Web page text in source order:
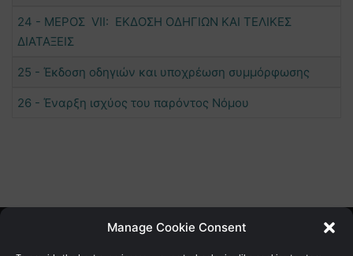
Manage Cookie Consent
24 - ΜΕΡΟΣ VII: ΕΚΔΟΣΗ ΟΔΗΓΙΩΝ ΚΑΙ ΤΕΛΙΚΕΣ
ΔΙΑΤΑΞΕΙΣ
25 - Έκδοση οδηγιών και υποχρέωση συμμόρφωσης
26 - Έναρξη ισχύος του παρόντος Νόμου
Γενική Διεύθυνση Ανάπτυξης